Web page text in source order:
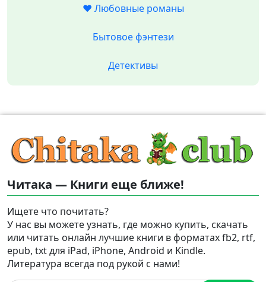
❤️ Любовные романы
Бытовое фэнтези
Детективы
Читака — Книги еще ближе!
Ищете что почитать?
У нас вы можете узнать, где можно купить, скачать
или читать онлайн лучшие книги в форматах fb2, rtf,
epub, txt для iPad, iPhone, Android и Kindle.
Литература всегда под рукой с нами!